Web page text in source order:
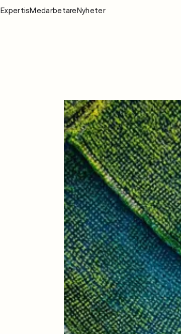
ExpertisMedarbetareNyheter
Nyheter
Om Fylgia
Karriär
Hållbarhet
Kontakta oss